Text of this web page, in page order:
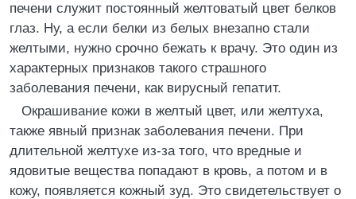
печени служит постоянный желтоватый цвет белков
глаз. Ну, а если белки из белых внезапно стали
желтыми, нужно срочно бежать к врачу. Это один из
характерных признаков такого страшного
заболевания печени, как вирусный гепатит.
Окрашивание кожи в желтый цвет, или желтуха,
также явный признак заболевания печени. При
длительной желтухе из-за того, что вредные и
ядовитые вещества попадают в кровь, а потом и в
кожу, появляется кожный зуд. Это свидетельствует о